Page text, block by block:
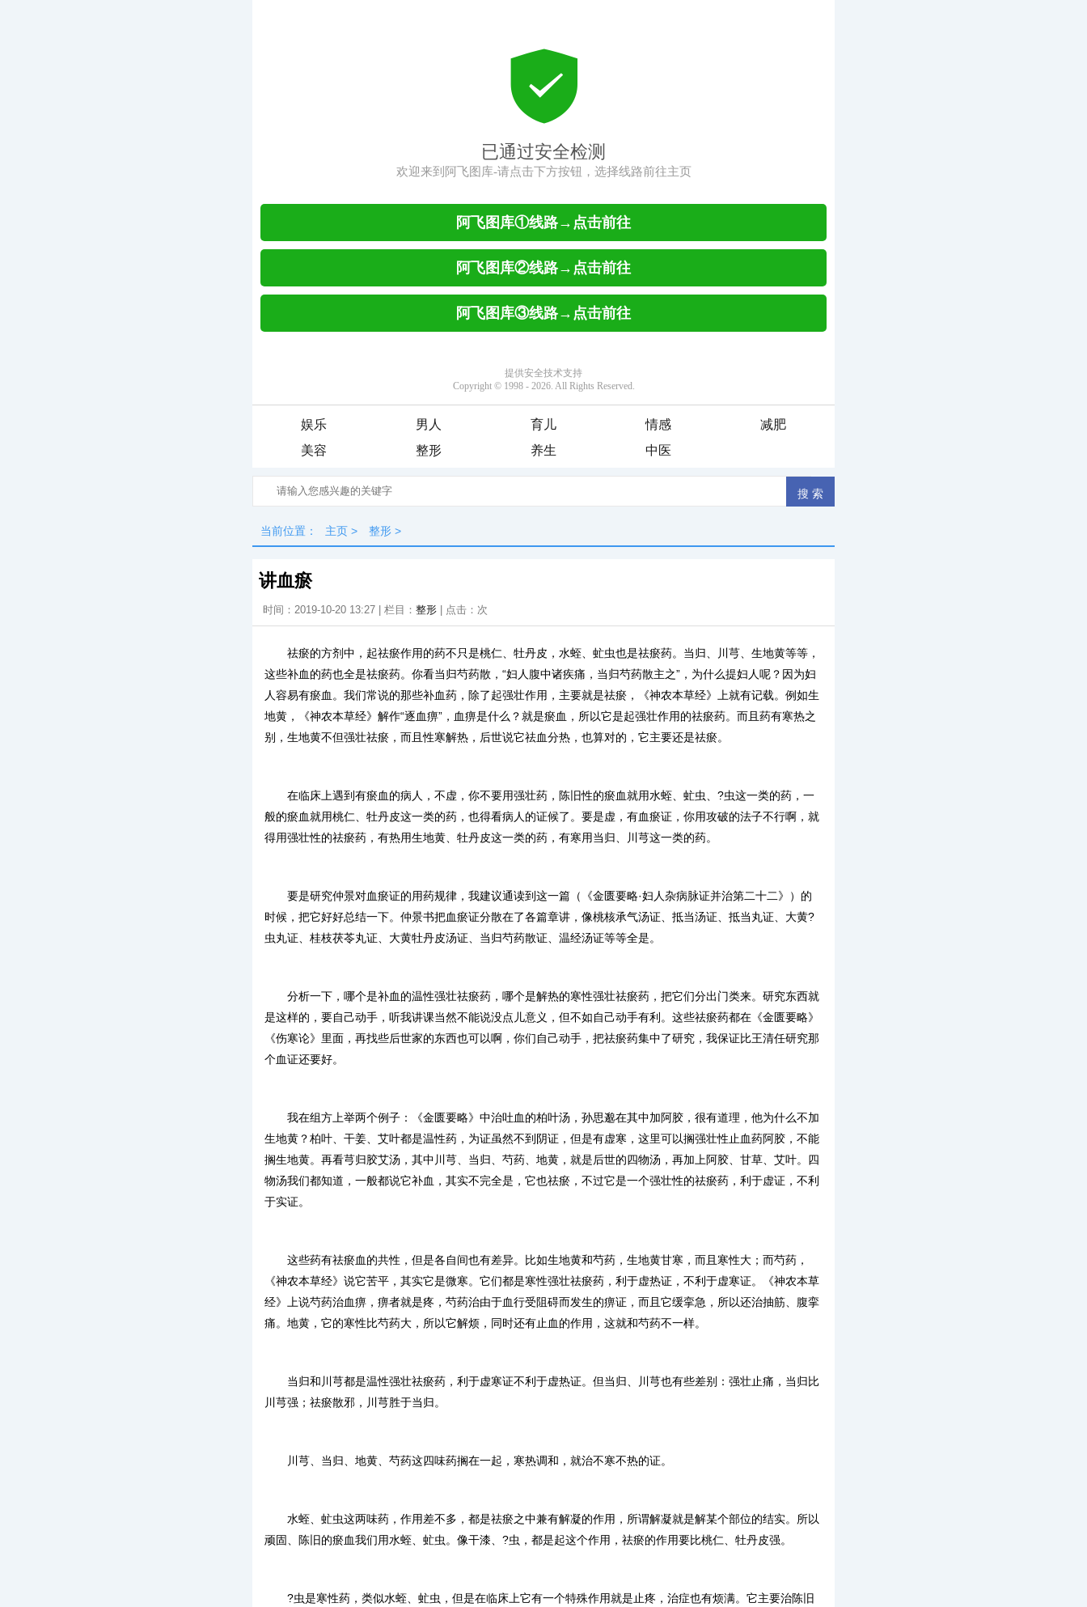
娱乐 男人 育儿 情感
减肥
美容
整形 养生 中医
当前位置： 主页 > 整形 >
讲血瘀
时间：2019-10-20 13:27 | 栏目： 整形 | 点击： 次
祛瘀的方剂中，起祛瘀作用的药不只是桃仁、牡丹皮，水蛭、虻虫也是祛瘀药。当归、川芎、生地黄等等，
这些补血的药也全是祛瘀药。你看当归芍药散，“妇人腹中诸疾痛，当归芍药散主之”，为什么提妇人呢？因为妇
人容易有瘀血。我们常说的那些补血药，除了起强壮作用，主要就是祛瘀，《神农本草经》上就有记载。例如生
地黄，《神农本草经》解作“逐血痹”，血痹是什么？就是瘀血，所以它是起强壮作用的祛瘀药。而且药有寒热之
别，生地黄不但强壮祛瘀，而且性寒解热，后世说它祛血分热，也算对的，它主要还是祛瘀。
在临床上遇到有瘀血的病人，不虚，你不要用强壮药，陈旧性的瘀血就用水蛭、虻虫、?虫这一类的药，一
般的瘀血就用桃仁、牡丹皮这一类的药，也得看病人的证候了。要是虚，有血瘀证，你用攻破的法子不行啊，就
得用强壮性的祛瘀药，有热用生地黄、牡丹皮这一类的药，有寒用当归、川芎这一类的药。
要是研究仲景对血瘀证的用药规律，我建议通读到这一篇（《金匮要略·妇人杂病脉证并治第二十二》）的
时候，把它好好总结一下。仲景书把血瘀证分散在了各篇章讲，像桃核承气汤证、抵当汤证、抵当丸证、大黄?
虫丸证、桂枝茯苓丸证、大黄牡丹皮汤证、当归芍药散证、温经汤证等等全是。
分析一下，哪个是补血的温性强壮祛瘀药，哪个是解热的寒性强壮祛瘀药，把它们分出门类来。研究东西就
是这样的，要自己动手，听我讲课当然不能说没点儿意义，但不如自己动手有利。这些祛瘀药都在《金匮要略》
《伤寒论》里面，再找些后世家的东西也可以啊，你们自己动手，把祛瘀药集中了研究，我保证比王清任研究那
个血证还要好。
我在组方上举两个例子：《金匮要略》中治吐血的柏叶汤，孙思邈在其中加阿胶，很有道理，他为什么不加
生地黄？柏叶、干姜、艾叶都是温性药，为证虽然不到阴证，但是有虚寒，这里可以搁强壮性止血药阿胶，不能
搁生地黄。再看芎归胶艾汤，其中川芎、当归、芍药、地黄，就是后世的四物汤，再加上阿胶、甘草、艾叶。四
物汤我们都知道，一般都说它补血，其实不完全是，它也祛瘀，不过它是一个强壮性的祛瘀药，利于虚证，不利
于实证。
这些药有祛瘀血的共性，但是各自间也有差异。比如生地黄和芍药，生地黄甘寒，而且寒性大；而芍药，
《神农本草经》说它苦平，其实它是微寒。它们都是寒性强壮祛瘀药，利于虚热证，不利于虚寒证。《神农本草
经》上说芍药治血痹，痹者就是疼，芍药治由于血行受阻碍而发生的痹证，而且它缓挛急，所以还治抽筋、腹挛
痛。地黄，它的寒性比芍药大，所以它解烦，同时还有止血的作用，这就和芍药不一样。
当归和川芎都是温性强壮祛瘀药，利于虚寒证不利于虚热证。但当归、川芎也有些差别：强壮止痛，当归比
川芎强；祛瘀散邪，川芎胜于当归。
川芎、当归、地黄、芍药这四味药搁在一起，寒热调和，就治不寒不热的证。
水蛭、虻虫这两味药，作用差不多，都是祛瘀之中兼有解凝的作用，所谓解凝就是解某个部位的结实。所以
顽固、陈旧的瘀血我们用水蛭、虻虫。像干漆、?虫，都是起这个作用，祛瘀的作用要比桃仁、牡丹皮强。
?虫是寒性药，类似水蛭、虻虫，但是在临床上它有一个特殊作用就是止疼，治症也有烦满。它主要治陈旧